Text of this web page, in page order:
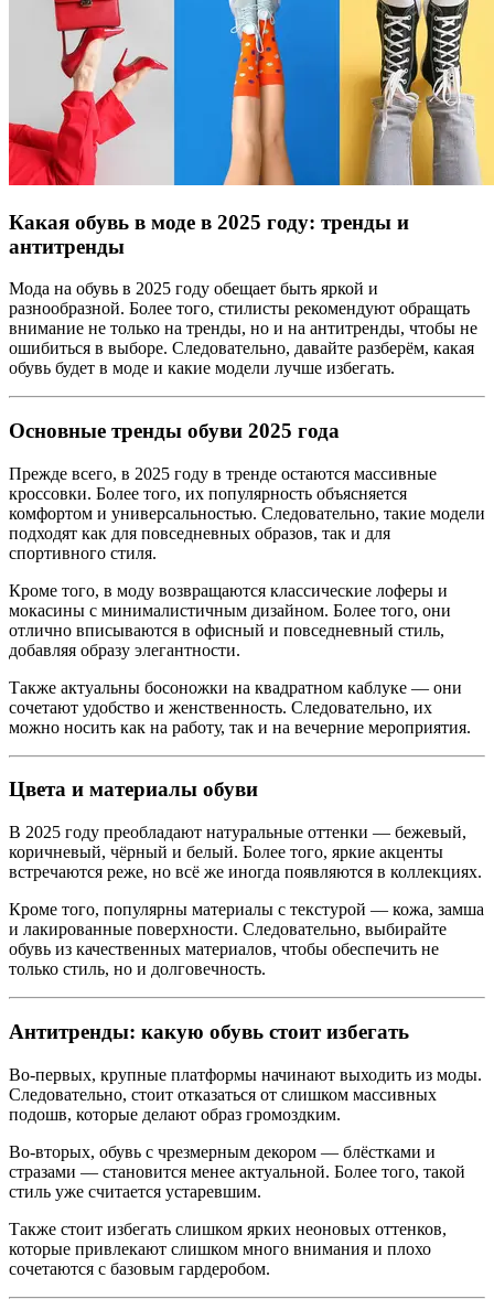
Какая обувь в моде в 2025 году: тренды и
антитренды
Мода на обувь в 2025 году обещает быть яркой и
разнообразной. Более того, стилисты рекомендуют обращать
внимание не только на тренды, но и на антитренды, чтобы не
ошибиться в выборе. Следовательно, давайте разберём, какая
обувь будет в моде и какие модели лучше избегать.
Основные тренды обуви 2025 года
Прежде всего, в 2025 году в тренде остаются массивные
кроссовки. Более того, их популярность объясняется
комфортом и универсальностью. Следовательно, такие модели
подходят как для повседневных образов, так и для
спортивного стиля.
Кроме того, в моду возвращаются классические лоферы и
мокасины с минималистичным дизайном. Более того, они
отлично вписываются в офисный и повседневный стиль,
добавляя образу элегантности.
Также актуальны босоножки на квадратном каблуке — они
сочетают удобство и женственность. Следовательно, их
можно носить как на работу, так и на вечерние мероприятия.
Цвета и материалы обуви
В 2025 году преобладают натуральные оттенки — бежевый,
коричневый, чёрный и белый. Более того, яркие акценты
встречаются реже, но всё же иногда появляются в коллекциях.
Кроме того, популярны материалы с текстурой — кожа, замша
и лакированные поверхности. Следовательно, выбирайте
обувь из качественных материалов, чтобы обеспечить не
только стиль, но и долговечность.
Антитренды: какую обувь стоит избегать
Во-первых, крупные платформы начинают выходить из моды.
Следовательно, стоит отказаться от слишком массивных
подошв, которые делают образ громоздким.
Во-вторых, обувь с чрезмерным декором — блёстками и
стразами — становится менее актуальной. Более того, такой
стиль уже считается устаревшим.
Также стоит избегать слишком ярких неоновых оттенков,
которые привлекают слишком много внимания и плохо
сочетаются с базовым гардеробом.